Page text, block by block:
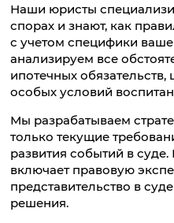
Наши юристы
спорах и знают, как
с учетом специфики
анализируем все
ипотечных
особых условий
Мы разрабатываем
только текущие
развития событий в
включает правовую
представительство в
решения.